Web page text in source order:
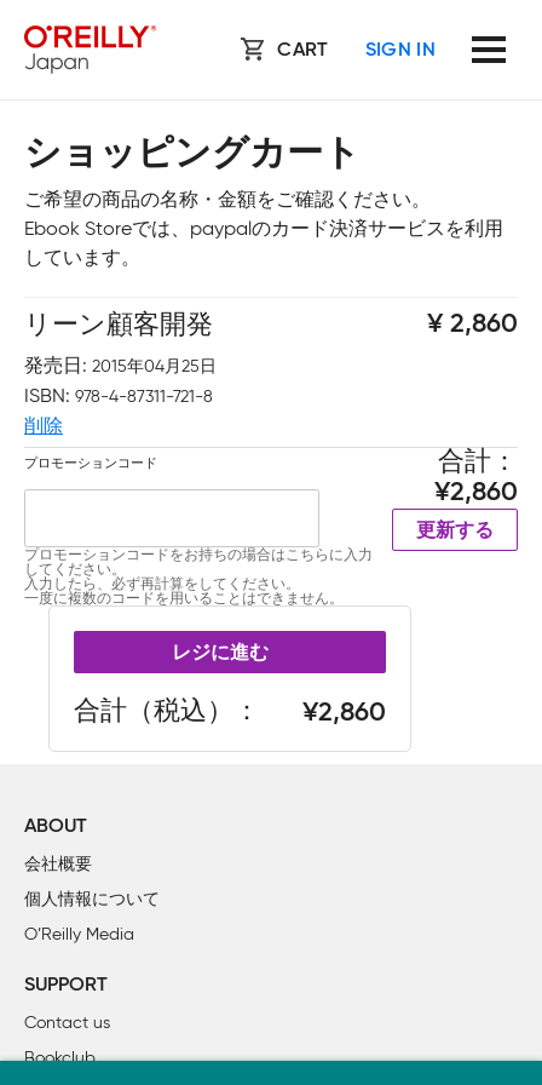
CART SIGN IN
ショッピングカート
ご希望の商品の名称・金額をご確認ください。
Ebook Storeでは、paypalのカード決済サービスを利用
しています。
リーン顧客開発
発売日 2015年04月25日
ISBN 978-4-87311-721-8
削除
2,860
プロモーションコード
プロモーションコードをお持ちの場合はこちらに入力
してください。
入力したら、必ず再計算をしてください。
一度に複数のコードを用いることはできません。
合計
2,860
更新する
レジに進む
合計（税込） 2,860
ABOUT
会社概要
個人情報について
O’Reilly Media
SUPPORT
Contact us
Bookclub